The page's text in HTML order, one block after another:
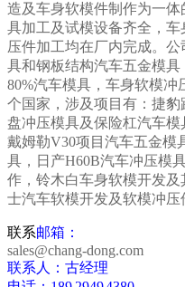
造及车身软模件制作为一体
具加工及试模设备齐全，
压件加工均在厂内完成。
具和钢板结构汽车五金模具
80%汽车模具，车身软模
个国家，涉及项目有：捷
盘冲压模具及保险杠汽车模
戴姆勒V30项目汽车五金模
具，日产H60B汽车冲压模
作，铃木白车身软模开发及
士汽车软模开发及软模冲压
联系邮箱：
sales@chang-dong.com
联系人：古经理